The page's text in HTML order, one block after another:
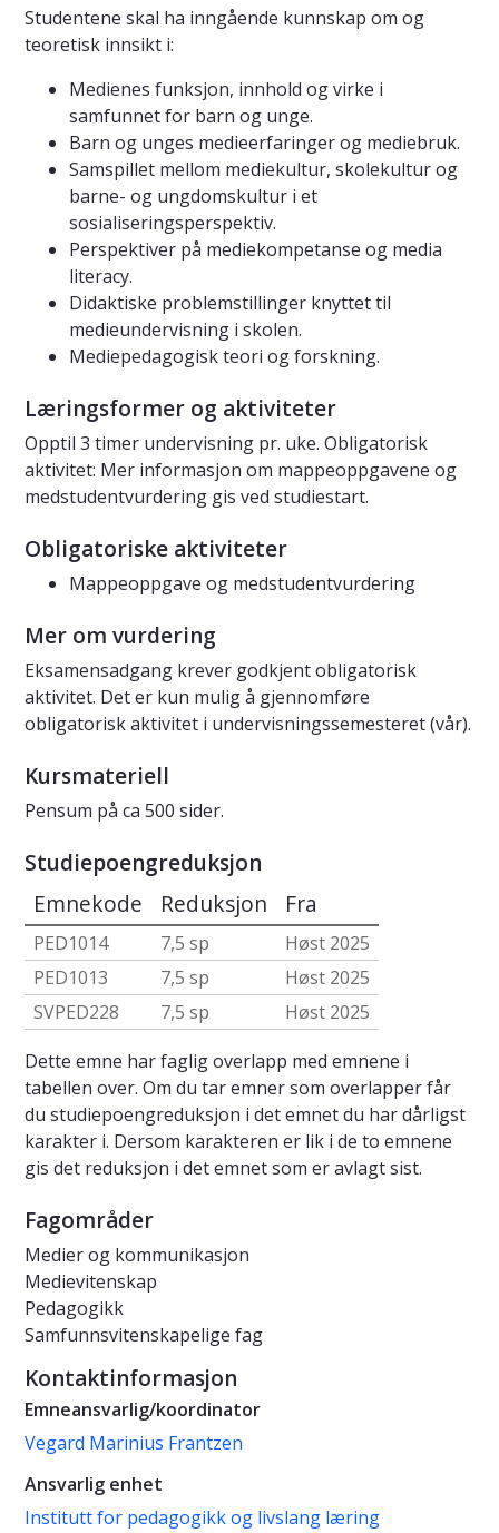
Studentene skal ha inngående kunnskap om og
teoretisk innsikt i:
Medienes funksjon, innhold og virke i
samfunnet for barn og unge.
Barn og unges medieerfaringer og mediebruk.
Samspillet mellom mediekultur, skolekultur og
barne- og ungdomskultur i et
sosialiseringsperspektiv.
Perspektiver på mediekompetanse og media
literacy.
Didaktiske problemstillinger knyttet til
medieundervisning i skolen.
Mediepedagogisk teori og forskning.
Læringsformer og aktiviteter
Opptil 3 timer undervisning pr. uke. Obligatorisk
aktivitet: Mer informasjon om mappeoppgavene og
medstudentvurdering gis ved studiestart.
Obligatoriske aktiviteter
Mappeoppgave og medstudentvurdering
Mer om vurdering
Eksamensadgang krever godkjent obligatorisk
aktivitet. Det er kun mulig å gjennomføre
obligatorisk aktivitet i undervisningssemesteret (vår).
Kursmateriell
Pensum på ca 500 sider.
Studiepoengreduksjon
Emnekode Reduksjon Fra
PED1014 7,5 sp
Høst 2025
PED1013
7,5 sp
Høst 2025
SVPED228
7,5 sp
Høst 2025
Dette emne har faglig overlapp med emnene i
tabellen over. Om du tar emner som overlapper får
du studiepoengreduksjon i det emnet du har dårligst
karakter i. Dersom karakteren er lik i de to emnene
gis det reduksjon i det emnet som er avlagt sist.
Fagområder
Medier og kommunikasjon
Medievitenskap
Pedagogikk
Samfunnsvitenskapelige fag
Kontaktinformasjon
Emneansvarlig/koordinator
Vegard Marinius Frantzen
Ansvarlig enhet
Institutt for pedagogikk og livslang læring